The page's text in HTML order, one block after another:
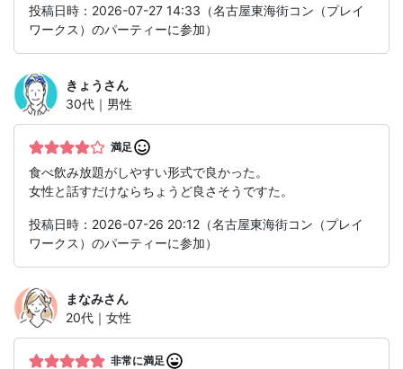
投稿日時：2026-07-27 14:33（名古屋東海街コン（プレイ
ワークス）のパーティーに参加）
きょう さん
30代｜男性
満足
食べ飲み放題がしやすい形式で良かった。
女性と話すだけならちょうど良さそうですた。
投稿日時：2026-07-26 20:12（名古屋東海街コン（プレイ
ワークス）のパーティーに参加）
まなみさん
20代｜女性
非常に満足